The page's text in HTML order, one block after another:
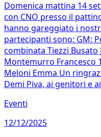
Domenica mattina 14
con CNO presso il
hanno gareggiato i
partecipanti sono: GM:
combinata Tiezzi Busato
Montemurro Francesco
Meloni Emma Un
Demi Piva, ai genitori e
Eventi
12/12/2025